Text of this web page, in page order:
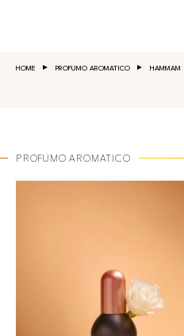
HOME PROFUMO AROMATICO HAMMAM
PROFUMO AROMATICO